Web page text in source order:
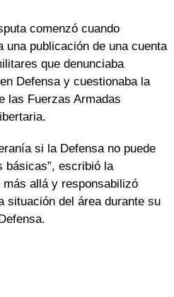
comenzó cuando
una publicación de una cuenta
que denunciaba
Defensa y cuestionaba la
las Fuerzas Armadas
si la Defensa no puede
básicas”, escribió la
allá y responsabilizó
situación del área durante su